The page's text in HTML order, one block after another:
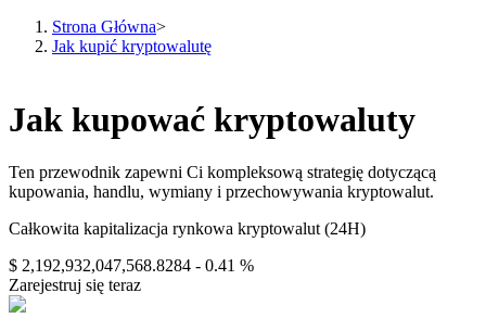
Kontrakty terminowe
Strona Główna>
Jak kupić kryptowalutę
Jak kupować kryptowaluty
Ten przewodnik zapewni Ci kompleksową strategię dotyczącą
kupowania, handlu, wymiany i przechowywania kryptowalut.
Całkowita kapitalizacja rynkowa kryptowalut (24H)
$ 2,192,932,047,568.8284 - 0.41 %
Zarejestruj się teraz